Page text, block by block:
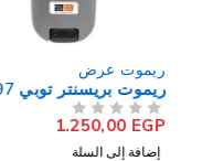
ريموت عرض
ريموت بريسنتر توبي MO997
1.250,00
إضافة إلى السلة